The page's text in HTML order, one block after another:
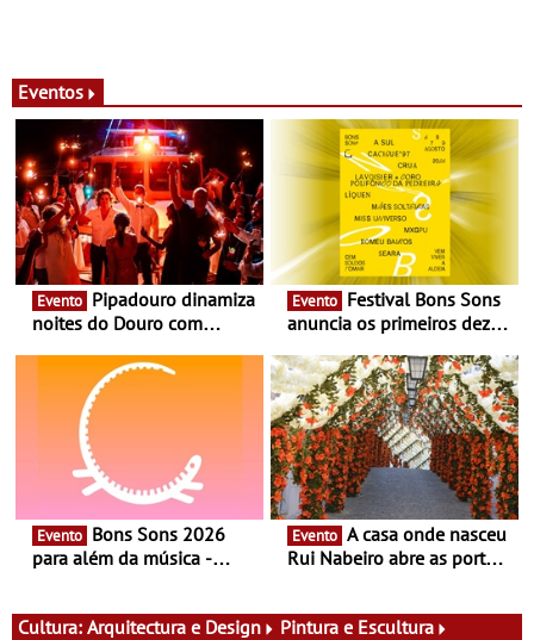
Eventos
Evento
noites do Douro com
vinho, gastronomia e
música
Evento
anuncia os primeiros dez
Evento
para além da música -
atividades para toda a
Evento
Rui Nabeiro abre as portas
Festas decorrem entre 8 e
Cultura: Arquitectura e Design Pintura e Escultura